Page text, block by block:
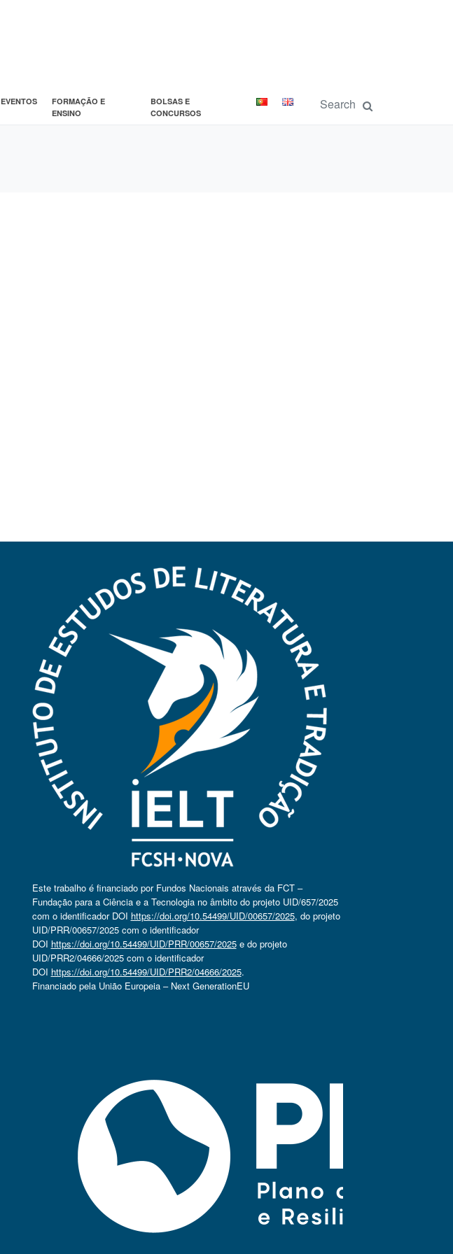
EVENTOS
FORMAÇÃO E
ENSINO
BOLSAS E
CONCURSOS
Este trabalho é financiado por Fundos Nacionais através da FCT –
Fundação para a Ciência e a Tecnologia no âmbito do projeto UID/657/2025
com o identificador DOI https://doi.org/10.54499/UID/00657/2025, do projeto
UID/PRR/00657/2025 com o identificador
DOI https://doi.org/10.54499/UID/PRR/00657/2025e do projeto
UID/PRR2/04666/2025 com o identificador
DOI https://doi.org/10.54499/UID/PRR2/04666/2025.
Financiado pela União Europeia – Next GenerationEU